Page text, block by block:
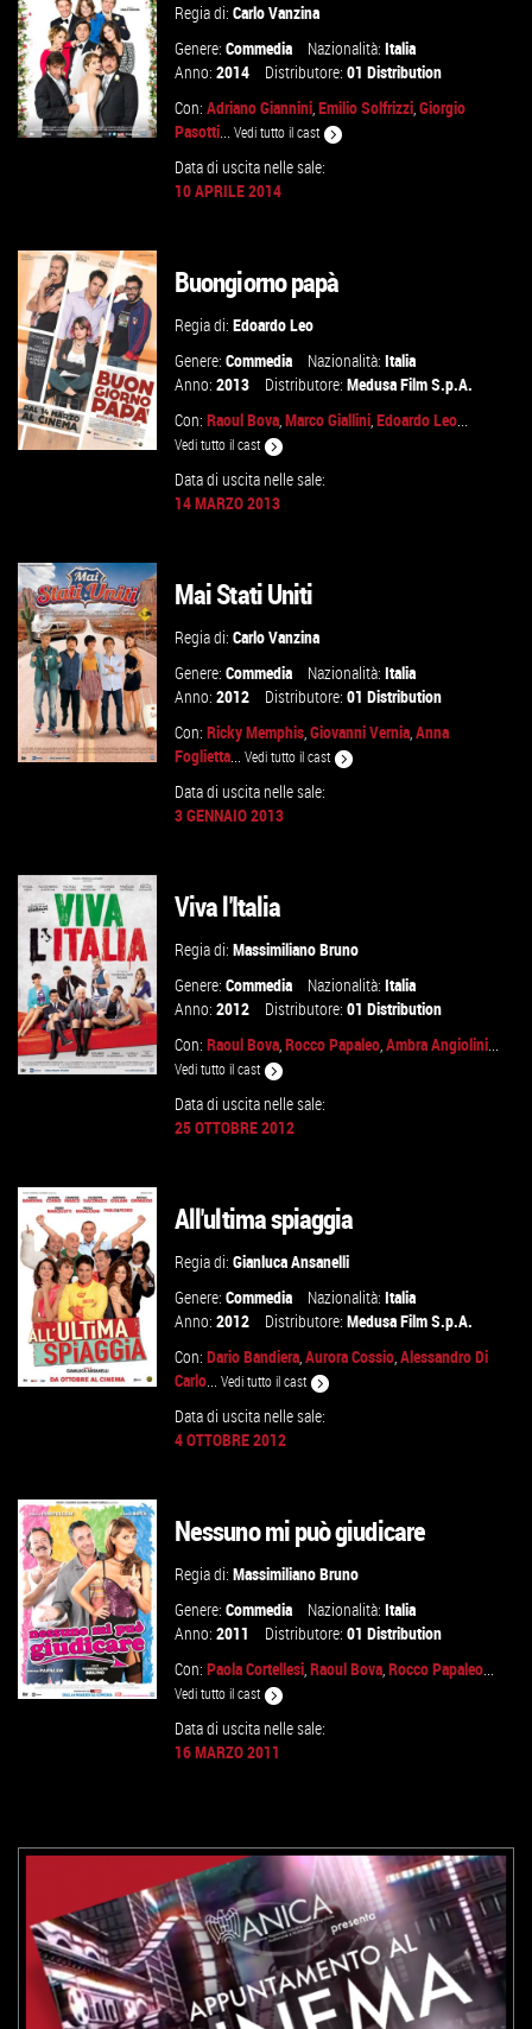
VAI ALLA SCHEDA
Regia di:Carlo Vanzina
Genere:Commedia Nazionalità:Italia
Anno:2014 Distributore:01 Distribution
Con:Adriano Giannini,Emilio Solfrizzi,Giorgio
Pasotti...Vedi tutto il cast
Data di uscita nelle sale:
10 APRILE 2014
VAI ALLA SCHEDA
Buongiorno papà
Regia di:Edoardo Leo
Genere:Commedia Nazionalità:Italia
Anno:2013 Distributore:Medusa Film S.p.A.
Con:Raoul Bova,Marco Giallini,Edoardo Leo...
Vedi tutto il cast
Data di uscita nelle sale:
14 MARZO 2013
VAI ALLA SCHEDA
Mai Stati Uniti
Regia di:Carlo Vanzina
Genere:Commedia Nazionalità:Italia
Anno:2012 Distributore:01 Distribution
Con:Ricky Memphis,Giovanni Vernia,Anna
Foglietta...Vedi tutto il cast
Data di uscita nelle sale:
3 GENNAIO 2013
VAI ALLA SCHEDA
Viva l'Italia
Regia di:Massimiliano Bruno
Genere:Commedia Nazionalità:Italia
Anno:2012 Distributore:01 Distribution
Con:Raoul Bova,Rocco Papaleo,Ambra Angiolini...
Vedi tutto il cast
Data di uscita nelle sale:
25 OTTOBRE 2012
VAI ALLA SCHEDA
All'ultima spiaggia
Regia di:Gianluca Ansanelli
Genere:Commedia Nazionalità:Italia
Anno:2012 Distributore:Medusa Film S.p.A.
Con:Dario Bandiera,Aurora Cossio,Alessandro Di
Carlo...Vedi tutto il cast
Data di uscita nelle sale:
4 OTTOBRE 2012
Nessuno mi può giudicare
Regia di:Massimiliano Bruno
Genere:Commedia Nazionalità:Italia
Anno:2011 Distributore:01 Distribution
Con:Paola Cortellesi,Raoul Bova,Rocco Papaleo...
Vedi tutto il cast
Data di uscita nelle sale:
16 MARZO 2011